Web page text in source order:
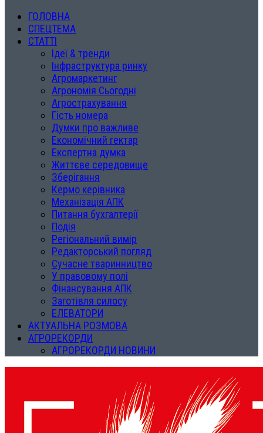
ГОЛОВНА
СПЕЦТЕМА
СТАТТІ
Ідеї & тренди
Інфраструктура ринку
Агромаркетинг
Агрономія Сьогодні
Агрострахування
Гість номера
Думки про важливе
Економічний гектар
Експертна думка
Життєве середовище
Зберігання
Кермо керівника
Механізація АПК
Питання бухгалтерії
Подія
Регіональний вимір
Редакторський погляд
Сучасне тваринництво
У правовому полі
Фінансування АПК
Заготівля силосу
ЕЛЕВАТОРИ
АКТУАЛЬНА РОЗМОВА
АГРОРЕКОРДИ
АГРОРЕКОРДИ НОВИНИ